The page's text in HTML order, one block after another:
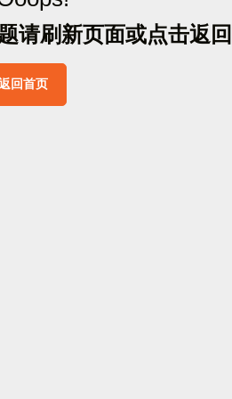
请刷新页面或点击返 回
回首页